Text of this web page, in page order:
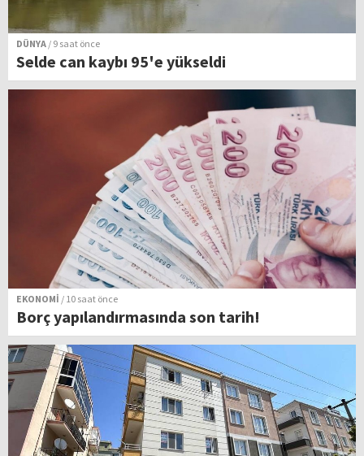
DÜNYA / 9 saat önce
Selde can kaybı 95'e yükseldi
EKONOMİ / 10 saat önce
Borç yapılandırmasında son tarih!